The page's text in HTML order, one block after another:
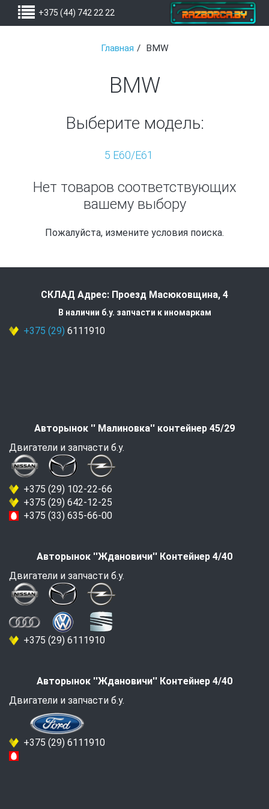
+375 (44) 742 22 22
Главная BMW
BMW
Выберите модель:
5 E60/E61
Нет товаров соответствующих
вашему выбору
Пожалуйста, измените условия поиска.
СКЛАД Адрес: Проезд Масюковщина, 4
В наличии б.у. запчасти к иномаркам
+375 (29) 6111910
Авторынок '' Малиновка'' контейнер 45/29
Двигатели и запчасти б.у.
+375 (29) 102-22-66
+375 (29) 642-12-25
+375 (33) 635-66-00
Авторынок ''Ждановичи'' Контейнер 4/40
Двигатели и запчасти б.у.
+375 (29) 6111910
Авторынок ''Ждановичи'' Контейнер 4/40
Двигатели и запчасти б.у.
+375 (29) 6111910